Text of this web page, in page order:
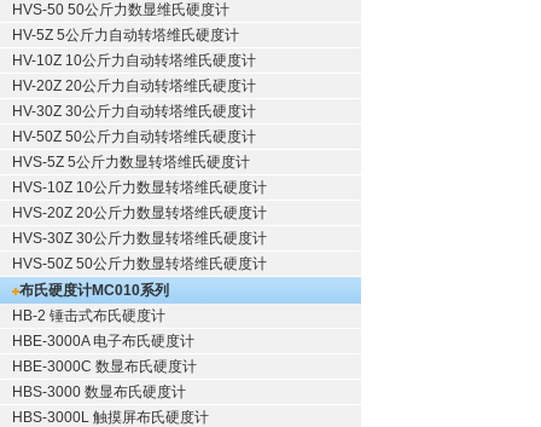
HVS-50 50公斤力数显维氏硬度计
HV-5Z 5公斤力自动转塔维氏硬度计
HV-10Z 10公斤力自动转塔维氏硬度计
HV-20Z 20公斤力自动转塔维氏硬度计
HV-30Z 30公斤力自动转塔维氏硬度计
HV-50Z 50公斤力自动转塔维氏硬度计
HVS-5Z 5公斤力数显转塔维氏硬度计
HVS-10Z 10公斤力数显转塔维氏硬度计
HVS-20Z 20公斤力数显转塔维氏硬度计
HVS-30Z 30公斤力数显转塔维氏硬度计
HVS-50Z 50公斤力数显转塔维氏硬度计
布氏硬度计MC010系列
HB-2 锤击式布氏硬度计
HBE-3000A 电子布氏硬度计
HBE-3000C 数显布氏硬度计
HBS-3000 数显布氏硬度计
HBS-3000L 触摸屏布氏硬度计